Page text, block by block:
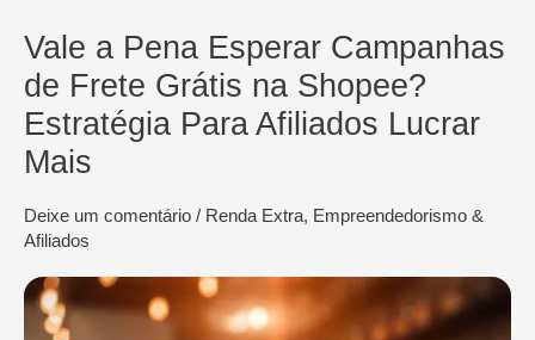
Vale a Pena Esperar Campanhas
de Frete Grátis na Shopee?
Estratégia Para Afiliados Lucrar
Mais
Deixe um comentário / Renda Extra, Empreendedorismo &
Afiliados